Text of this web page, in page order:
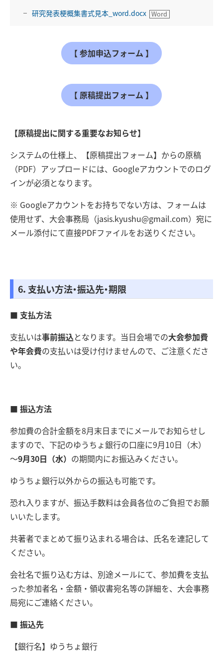
研究発表梗概集書式見本_word.docx
【 参加申込フォーム 】
【 原稿提出フォーム 】
【原稿提出に関する重要なお知らせ】
システムの仕様上、【原稿提出フォーム】からの原稿
（PDF）アップロードには、Googleアカウントでのログ
インが必須となります。
※ Googleアカウントをお持ちでない方は、フォームは
使用せず、大会事務局（jasis.kyushu@gmail.com）宛に
メール添付にて直接PDFファイルをお送りください。
6．支払い方法・振込先・期限
■ 支払方法
支払いは事前振込となります。当日会場での大会参加費
や年会費の支払いは受け付けませんので、ご注意くださ
い。
■ 振込方法
参加費の合計金額を8月末日までにメールでお知らせし
ますので、下記のゆうちょ銀行の口座に9月10日（木）
～9月30日（水） の期間内にお振込みください。
ゆうちょ銀行以外からの振込も可能です。
恐れ入りますが、振込手数料は会員各位のご負担でお願
いいたします。
共著者でまとめて振り込まれる場合は、氏名を連記して
ください。
会社名で振り込む方は、別途メールにて、参加費を支払
った参加者名・金額・領収書宛名等の詳細を、大会事務
局宛にご連絡ください。
■ 振込先
【銀行名】ゆうちょ銀行